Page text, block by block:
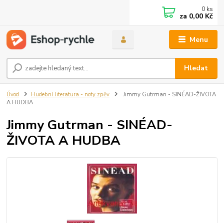
Menu
Hledat
0 ks
za 0,00 Kč
Úvod Hudební literatura - noty zpěv
Jimmy Gutrman - SINÉAD-ŽIVOTA
A HUDBA
Jimmy Gutrman - SINÉAD-
ŽIVOTA A HUDBA